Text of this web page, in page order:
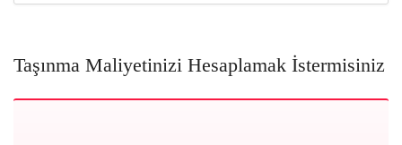
Taşınma Maliyetinizi Hesaplamak İstermisiniz